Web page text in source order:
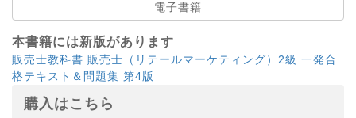
電子書籍
本書籍には新版があります
販売士教科書 販売士（リテールマーケティング）2級 一発合
格テキスト＆問題集 第4版
購入はこちら